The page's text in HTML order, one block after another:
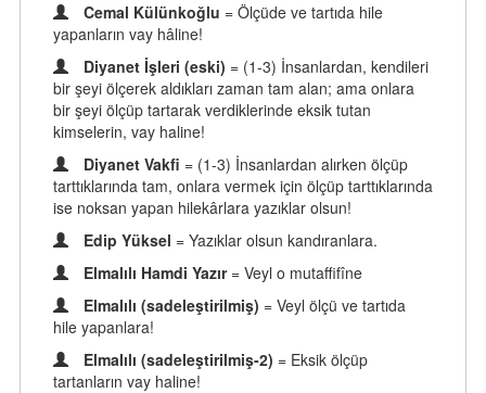
Cemal Külünkoğlu = Ölçüde ve tartıda hile
yapanların vay hâline!
Diyanet İşleri (eski) = (1-3) İnsanlardan, kendileri
bir şeyi ölçerek aldıkları zaman tam alan; ama onlara
bir şeyi ölçüp tartarak verdiklerinde eksik tutan
kimselerin, vay haline!
Diyanet Vakfi = (1-3) İnsanlardan alırken ölçüp
tarttıklarında tam, onlara vermek için ölçüp tarttıklarında
ise noksan yapan hilekârlara yazıklar olsun!
Edip Yüksel = Yazıklar olsun kandıranlara.
Elmalılı Hamdi Yazır = Veyl o mutaffifîne
Elmalılı (sadeleştirilmiş) = Veyl ölçü ve tartıda
hile yapanlara!
Elmalılı (sadeleştirilmiş-2) = Eksik ölçüp
tartanların vay haline!